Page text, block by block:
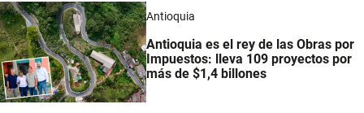
Antioquia
Antioquia es el rey de las Obras por
Impuestos: lleva 109 proyectos por
más de $1,4 billones